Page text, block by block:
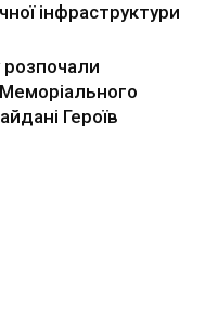
інфраструктури
Героїв